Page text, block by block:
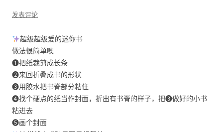
发表评论
超级超级️爱的迷你书
做法很简单噢
❶把纸裁剪成长条
❷来回折叠成书的形状
❸用胶水把书脊部分粘住
❹找个硬点的纸当作封面，折出有书脊的样子，把❸做好的小书
粘进去
❺画个封面